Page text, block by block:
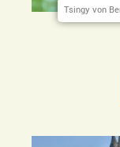
Tsingy von